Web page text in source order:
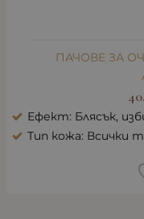
ПАЧОВЕ ЗА
Ефект: Блясък,
Тип кожа: Всички